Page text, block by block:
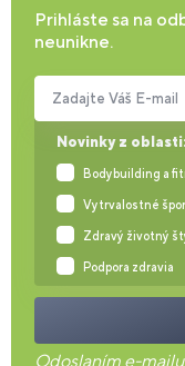
Prihláste sa na
neunikne.
Novinky z oblasti:
Bodybuilding a
Vytrvalostné
Zdravý životný
Podpora zdravia
Zadajte Váš E-mail
Odoslaním e-